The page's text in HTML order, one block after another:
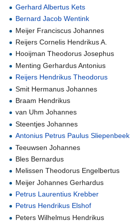
Gerhard Albertus Kets
Bernard Jacob Wentink
Meijer Franciscus Johannes
Reijers Cornelis Hendrikus A.
Hooijman Theodorus Josephus
Menting Gerhardus Antonius
Reijers Hendrikus Theodorus
Smit Hermanus Johannes
Braam Hendrikus
van Uhm Johannes
Steentjes Johannes
Antonius Petrus Paulus Sliepenbeek
Teeuwsen Johannes
Bles Bernardus
Melissen Theodorus Engelbertus
Meijer Johannes Gerhardus
Petrus Laurentius Krebber
Petrus Hendrikus Elshof
Peters Wilhelmus Hendrikus